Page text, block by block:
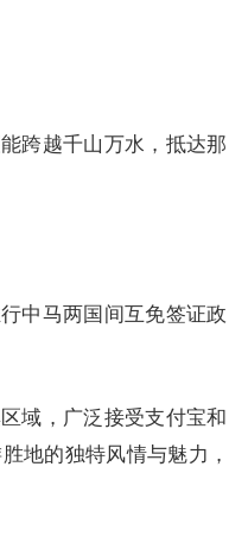
跨越千山万水，抵达那
中马两国间互免签证政
域，广泛接受支付宝和
地的独特风情与魅力，